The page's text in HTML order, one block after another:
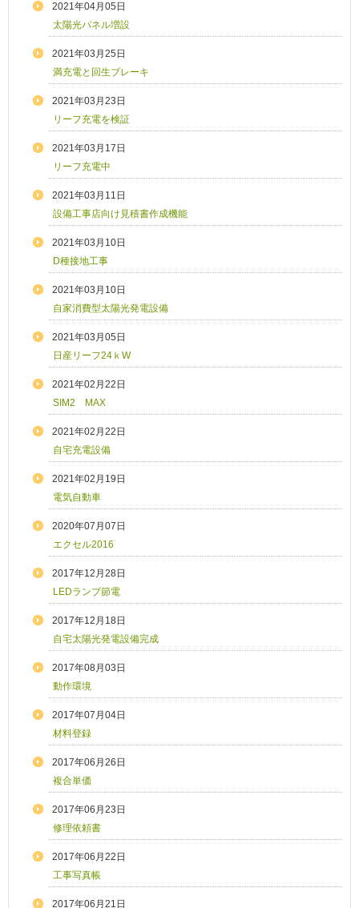
2021年04月05日
太陽光パネル増設
2021年03月25日
満充電と回生ブレーキ
2021年03月23日
リーフ充電を検証
2021年03月17日
リーフ充電中
2021年03月11日
設備工事店向け見積書作成機能
2021年03月10日
D種接地工事
2021年03月10日
自家消費型太陽光発電設備
2021年03月05日
日産リーフ24ｋW
2021年02月22日
SIM2 MAX
2021年02月22日
自宅充電設備
2021年02月19日
電気自動車
2020年07月07日
エクセル2016
2017年12月28日
LEDランプ節電
2017年12月18日
自宅太陽光発電設備完成
2017年08月03日
動作環境
2017年07月04日
材料登録
2017年06月26日
複合単価
2017年06月23日
修理依頼書
2017年06月22日
工事写真帳
2017年06月21日